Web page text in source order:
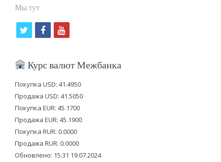
Мы тут
i
t
e
r
f
c
b
o
o
k
y
u
u
b
e
Курс валют Межбанка
Покупка USD: 41.4950
Продажа USD: 41.5050
Покупка EUR: 45.1700
Продажа EUR: 45.1900
Покупка RUR: 0.0000
Продажа RUR: 0.0000
Обновлено: 15:31 19.07.2024